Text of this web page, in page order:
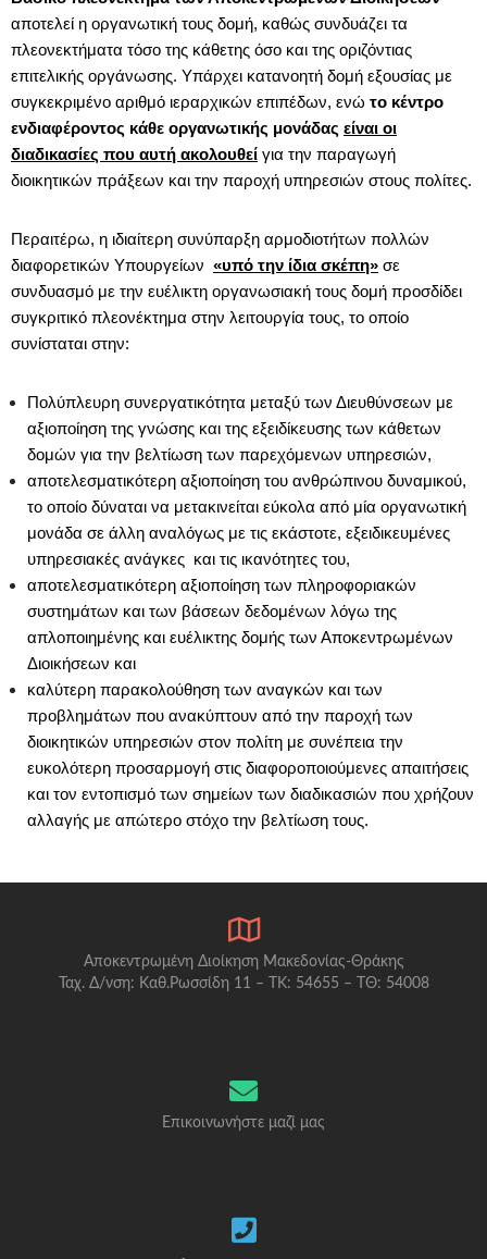
αποτελεί η οργανωτική τους δομή, καθώς συνδυάζει τα
πλεονεκτήματα τόσο της κάθετης όσο και της οριζόντιας
επιτελικής οργάνωσης. Υπάρχει κατανοητή δομή εξουσίας με
συγκεκριμένο αριθμό ιεραρχικών επιπέδων, ενώ το κέντρο
ενδιαφέροντος κάθε οργανωτικής μονάδας είναι οι
διαδικασίες που αυτή ακολουθεί για την παραγωγή
διοικητικών πράξεων και την παροχή υπηρεσιών στους πολίτες.
Περαιτέρω, η ιδιαίτερη συνύπαρξη αρμοδιοτήτων πολλών
διαφορετικών Υπουργείων «υπό την ίδια σκέπη» σε
συνδυασμό με την ευέλικτη οργανωσιακή τους δομή προσδίδει
συγκριτικό πλεονέκτημα στην λειτουργία τους, το οποίο
συνίσταται στην:
Πολύπλευρη συνεργατικότητα μεταξύ των Διευθύνσεων με
αξιοποίηση της γνώσης και της εξειδίκευσης των κάθετων
δομών για την βελτίωση των παρεχόμενων υπηρεσιών,
αποτελεσματικότερη αξιοποίηση του ανθρώπινου δυναμικού,
το οποίο δύναται να μετακινείται εύκολα από μία οργανωτική
μονάδα σε άλλη αναλόγως με τις εκάστοτε, εξειδικευμένες
υπηρεσιακές ανάγκες και τις ικανότητες του,
αποτελεσματικότερη αξιοποίηση των πληροφοριακών
συστημάτων και των βάσεων δεδομένων λόγω της
απλοποιημένης και ευέλικτης δομής των Αποκεντρωμένων
Διοικήσεων και
καλύτερη παρακολούθηση των αναγκών και των
προβλημάτων που ανακύπτουν από την παροχή των
διοικητικών υπηρεσιών στον πολίτη με συνέπεια την
ευκολότερη προσαρμογή στις διαφοροποιούμενες απαιτήσεις
και τον εντοπισμό των σημείων των διαδικασιών που χρήζουν
αλλαγής με απώτερο στόχο την βελτίωση τους.
Αποκεντρωμένη Διοίκηση Μακεδονίας-Θράκης
Ταχ. Δ/νση: Καθ.Ρωσσίδη 11 – ΤΚ: 54655 – ΤΘ: 54008
Επικοινωνήστε μαζί μας